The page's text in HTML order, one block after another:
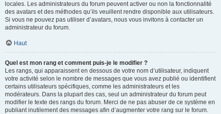
locales. Les administrateurs du forum peuvent activer ou non la fonctionnalité
des avatars et des méthodes qu’ils veuillent rendre disponible aux utilisateurs.
Si vous ne pouvez pas utiliser d’avatars, nous vous invitons à contacter un
administrateur du forum.
Haut
Quel est mon rang et comment puis-je le modifier ?
Les rangs, qui apparaissent en dessous de votre nom d’utilisateur, indiquent
votre activité selon le nombre de messages que vous avez publié ou identifient
certains utilisateurs spécifiques, comme les administrateurs et les
modérateurs. Dans la plupart des cas, seul un administrateur du forum peut
modifier le texte des rangs du forum. Merci de ne pas abuser de ce système en
publiant inutilement des messages afin d’augmenter votre rang sur le forum.